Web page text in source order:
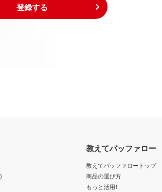
登録する
教えてバッファロー
教えてバッファロートップ
商品の選び方
もっと活用！